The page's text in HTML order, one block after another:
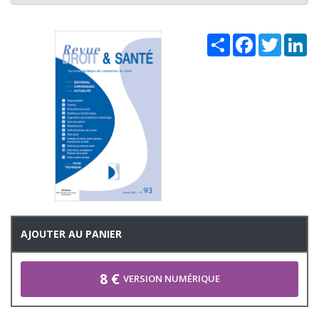
Share Facebook
Twitter
AJOUTER AU PANIER
8 € VERSION NUMÉRIQUE